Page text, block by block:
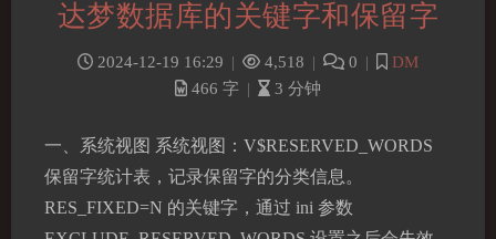
达梦数据库的关键字和保留字
2024-12-19 16:29 | 4,518 | 0 |
DM
466 字 | 3 分钟
一、系统视图 系统视图：V$RESERVED_WORDS
保留字统计表，记录保留字的分类信息。
RES_FIXED=N 的关键字，通过 ini 参数